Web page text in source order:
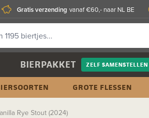
Gratis verzending vanaf €60,- naar NL BE
BIERPAKKET ZELF SAMENSTELLEN
GROTE FLESSEN
Rye Stout (2024)